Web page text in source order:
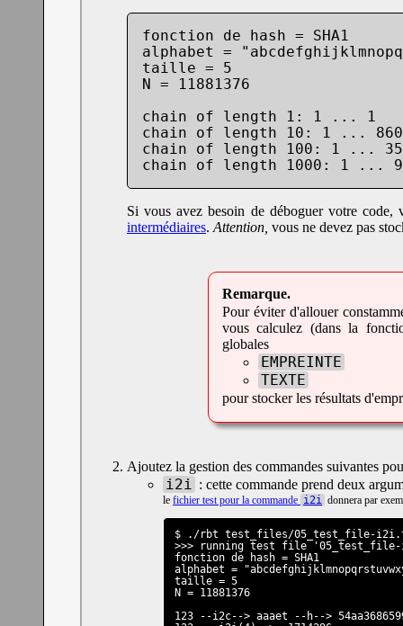
fonction de hash = SHA1
alphabet =
taille = 5
N = 11881376
chain of length 1: 1 ... 1
chain of length 10: 1 ...
chain of length 100: 1 ...
chain of length 1000: 1 ...
Si vous avez besoin de déboguer votre
intermédiaires. Attention, vous ne devez pas
Pour éviter d'allouer
vous calculez (dans la
globales
EMPREINTE
TEXTE
pour stocker les résultats
Ajoutez la gestion des commandes suivantes
i2i : cette commande prend deux
le fichier test pour la commande i2i donnera par
$ ./rbt test_files/05_test_file-
>>> running test file
fonction de hash = SHA1
alphabet =
taille = 5
N = 11881376
123 --i2c--> aaaet --h-->